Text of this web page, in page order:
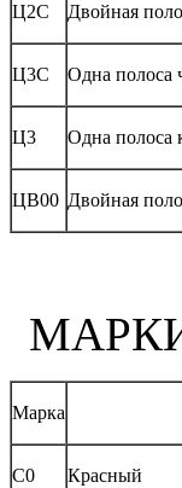
Ц2С Двойная
Ц3С Одна полоса
Ц3 Одна полоса
ЦВ00 Двойная
Марка
С0 Красный